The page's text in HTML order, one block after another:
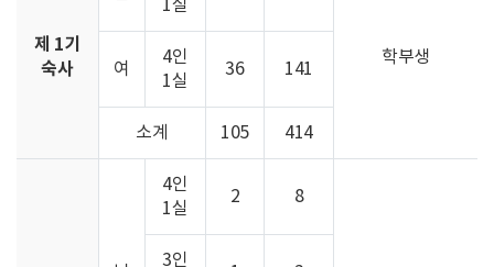
제 1기
숙사
1실
학부생
여
4인
1실
36 141
소계 105 414
4인
1실
2 8
3인